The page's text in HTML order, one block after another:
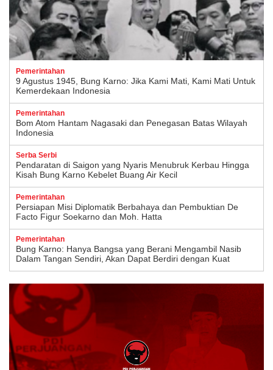
Pemerintahan
9 Agustus 1945, Bung Karno: Jika Kami Mati, Kami Mati Untuk
Kemerdekaan Indonesia
Pemerintahan
Bom Atom Hantam Nagasaki dan Penegasan Batas Wilayah
Indonesia
Serba Serbi
Pendaratan di Saigon yang Nyaris Menubruk Kerbau Hingga
Kisah Bung Karno Kebelet Buang Air Kecil
Pemerintahan
Persiapan Misi Diplomatik Berbahaya dan Pembuktian De
Facto Figur Soekarno dan Moh. Hatta
Pemerintahan
Bung Karno: Hanya Bangsa yang Berani Mengambil Nasib
Dalam Tangan Sendiri, Akan Dapat Berdiri dengan Kuat